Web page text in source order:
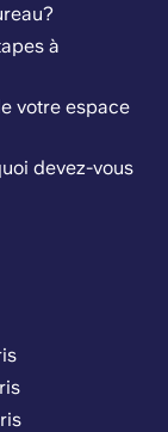
à
votre espace
devez-vous